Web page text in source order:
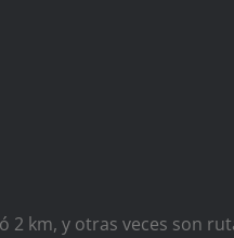
2 km, y otras veces son